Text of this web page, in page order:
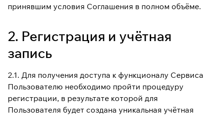
принявшим условия Соглашения в полном объёме.
2. Регистрация и учётная
запись
2.1. Для получения доступа к функционалу Сервиса
Пользователю необходимо пройти процедуру
регистрации, в результате которой для
Пользователя будет создана уникальная учётная